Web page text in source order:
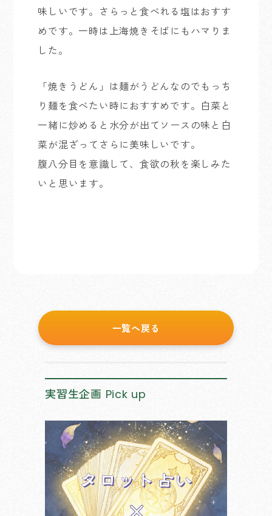
味しいです。さらっと食べれる塩はおすす
めです。一時は上海焼きそばにもハマりま
した。
「焼きうどん」は麺がうどんなのでもっち
り麺を食べたい時におすすめです。白菜と
一緒に炒めると水分が出てソースの味と白
菜が混ざってさらに美味しいです。
腹八分目を意識して、食欲の秋を楽しみた
いと思います。
一覧へ戻る
実習生企画 Pick up